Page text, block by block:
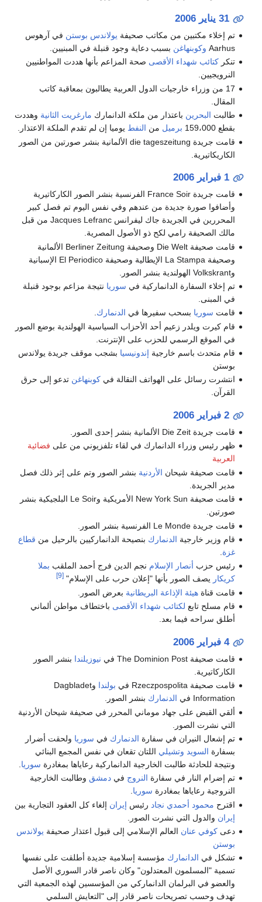
31 يناير 2006
تم إخلاء مكتبين من مكاتب صحيفة يولاندس بوستن في آرهوس
Aarhus وكوبنهاغن بسبب دعاية وجود قنبلة في المبنيين.
تنكركتائب شهداء الأقصى صحة المزاعم بأنها هددت المواطنيين
النرويجيين.
17 من وزراء خارجيات الدول العربية يطالبون بمعاقبة كاتب
المقال.
طالبت البحرين باعتذار من ملكة الدانمارك مارغريت الثانية وهددت
بقطع 159،000
برميل من النفط يوميا إن لم تقدم الملكة الاعتذار.
قامت جريدة die tageszeitung الألمانية بنشر صورتين من الصور
الكاريكاتيرية.
1 فبراير 2006
قامت جريدة France Soir الفرنسية بنشر الصور الكاركاتيرية
وأضافوا صورة جديدة من عندهم وفي نفس اليوم تم فصل كبير
المحررين في الجريدة جاك ليفرانس Jacques Lefranc من قبل
مالك الصحيفة رامي لكح ذو الأصول المصرية.
قامت صحيفة Die Welt وصحيفة Berliner Zeitung الألمانية
وصحيفة La Stampa الإيطالية وصحيفة El Periodico الإسبانية
وVolkskrant الهولندية بنشر الصور.
تم إخلاء السفارة الدانماركية في سوريا نتيجة مزاعم بوجود قنبلة
في المبنى.
قامت سوريا بسحب سفيرها في الدنمارك.
قام كيرت ويلدر زعيم أحد الأحزاب السياسية الهولندية بوضع الصور
في الموقع الرسمي للحزب على الإنترنت.
قام متحدث باسم خارجية إندونيسيا بشجب موقف جريدة يولاندس
بوستن
انتشرت رسائل على الهواتف النقالة فيكوبنهاغن تدعو إلى حرق
القرآن.
2 فبراير 2006
قامت جريدة Die Zeit الألمانية بنشر إحدى الصور.
ظهر رئيس وزراء الدانمارك في لقاء تلفزيوني من على فضائية
العربية
قامت صحيفة شيحان الأردنية بنشر الصور وتم على إثر ذلك فصل
مدير الجريدة.
قامت صحيفة New York Sun الأمريكية وLe Soir البلجيكية بنشر
صورتين.
قامت جريدة Le Monde الفرنسية بنشر الصور.
قام وزير خارجية الدنمارك بنصيحة الدانماركيين بالرحيل من قطاع
غزة
رئيس حزب أنصار الإسلام نجم الدين فرج أحمد الملقب بملا
كريكار يصف الصور بأنها "إعلان حرب على الإسلام"[9]
قامت قناةهيئة الإذاعة البريطانية بعرض الصور.
قام مسلح تابع لكتائب شهداء الأقصى باختطاف مواطن ألماني
أطلق سراحه فيما بعد.
4 فبراير 2006
قامت صحيفة The Dominion Post في نيوزيلندا بنشر الصور
الكاركاتيرية.
قامت صحيفة Rzeczpospolita في
بولندا
وDagbladet
Information في
الدنمارك بنشر الصور.
ألقي القبض على جهاد موماني المحرر في صحيفة شيحان الأردنية
التي نشرت الصور.
تم إشعال النيران في سفارة الدنمارك في سوريا ولحقت أضرار
بسفارة السويد وتشيلي اللتان تقعان في نفس المجمع البنائي
ونتيجة للحادثة طالبت الخارجية الدانماركية رعاياها بمغادرة سوريا
تم إضرام النار في سفارة النروج فيدمشق وطالبت الخارجية
النروجية رعاياها بمغادرة سوريا.
اقترح محمود أحمدي نجاد رئيس إيران إلغاء كل العقود التجارية بين
إيران والدول التي نشرت الصور.
دعىكوفي عنان العالم الإسلامي إلى قبول اعتذار صحيفة يولاندس
بوستن
تشكل في الدانمارك مؤسسة إسلامية جديدة أطلقت على نفسها
تسمية "المسلمون المعتدلون" وكان ناصر قادر السوري الأصل
والعضو في البرلمان الدانماركي من المؤسسين لهذه الجمعية التي
تهدف وحسب تصريحات ناصر قادر إلى "التعايش السلمي